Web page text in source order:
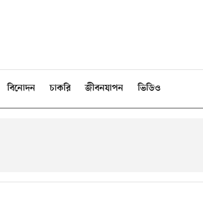
বিনোদন চাকরি জীবনযাপন ভিডিও